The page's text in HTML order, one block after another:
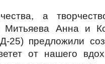
а
Митьяева Анна и
25) предложили
от нашего